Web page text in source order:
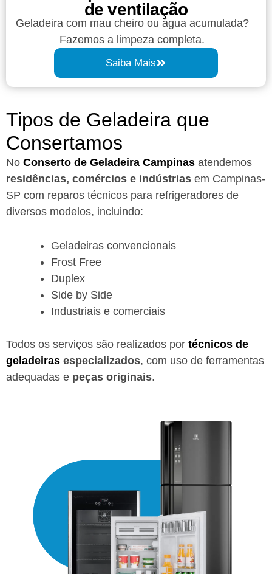
de ventilação
Geladeira com mau cheiro ou água acumulada?
Fazemos a limpeza completa.
Saiba Mais
Tipos de Geladeira que
Consertamos
No Conserto de Geladeira Campinas atendemos
residências, comércios e indústrias em Campinas-
SP com reparos técnicos para refrigeradores de
diversos modelos, incluindo:
Geladeiras convencionais
Frost Free
Duplex
Side by Side
Industriais e comerciais
Todos os serviços são realizados por técnicos de
geladeiras especializados, com uso de ferramentas
adequadas e peças originais.